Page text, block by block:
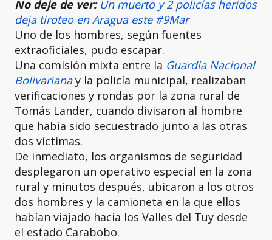
No deje de ver: Un muerto y 2 policías heridos
deja tiroteo en Aragua este #9Mar
Uno de los hombres, según fuentes
extraoficiales, pudo escapar.
Una comisión mixta entre la Guardia Nacional
Bolivarianay la policía municipal, realizaban
verificaciones y rondas por la zona rural de
Tomás Lander, cuando divisaron al hombre
que había sido secuestrado junto a las otras
dos víctimas.
De inmediato, los organismos de seguridad
desplegaron un operativo especial en la zona
rural y minutos después, ubicaron a los otros
dos hombres y la camioneta en la que ellos
habían viajado hacia los Valles del Tuy desde
el estado Carabobo.